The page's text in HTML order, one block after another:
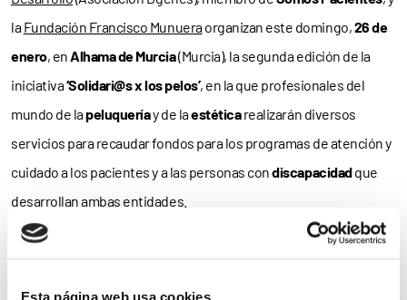
Esta página web usa cookies
laFundación Francisco Munueraorganizan este domingo,26 de
enero, enAlhama de Murcia(Murcia), la segunda edición de la
iniciativa‘Solidari@s x los pelos’, en la que profesionales del
mundo de lapeluqueríay de laestéticarealizarán diversos
servicios para recaudar fondos para los programas de atención y
cuidado a los pacientes y a las personas condiscapacidadque
desarrollan ambas entidades.
Como explica D’genes, “Alhama de Murcia se pone guapa por